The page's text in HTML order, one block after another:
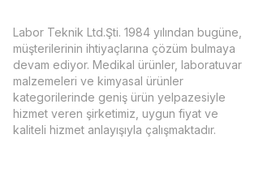
Labor Teknik Ltd.Şti. 1984 yılından bugüne,
müşterilerinin ihtiyaçlarına çözüm bulmaya
devam ediyor. Medikal ürünler, laboratuvar
malzemeleri ve kimyasal ürünler
kategorilerinde geniş ürün yelpazesiyle
hizmet veren şirketimiz, uygun fiyat ve
kaliteli hizmet anlayışıyla çalışmaktadır.